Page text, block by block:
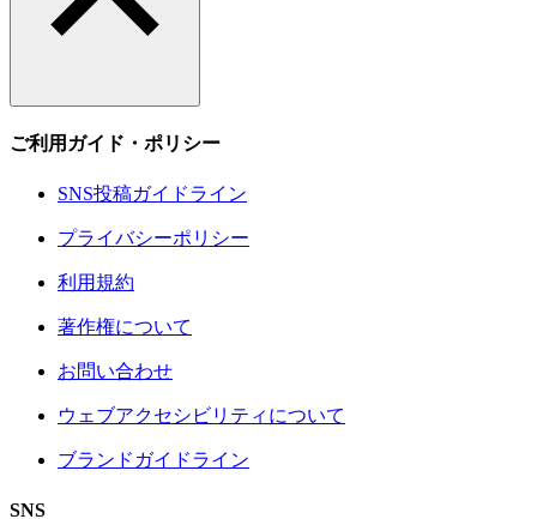
ご利用ガイド・ポリシー
SNS投稿ガイドライン
プライバシーポリシー
利用規約
著作権について
お問い合わせ
ウェブアクセシビリティについて
ブランドガイドライン
SNS